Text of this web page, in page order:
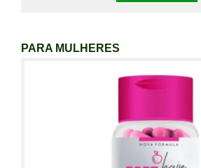
PARA MULHERES